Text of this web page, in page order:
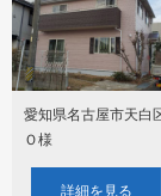
愛知県名古屋市天白
Ｏ様
詳細を見る